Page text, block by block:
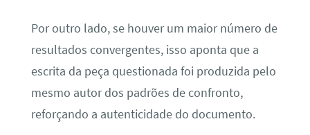
Por outro lado, se houver um maior número de
resultados convergentes, isso aponta que a
escrita da peça questionada foi produzida pelo
mesmo autor dos padrões de confronto,
reforçando a autenticidade do documento.